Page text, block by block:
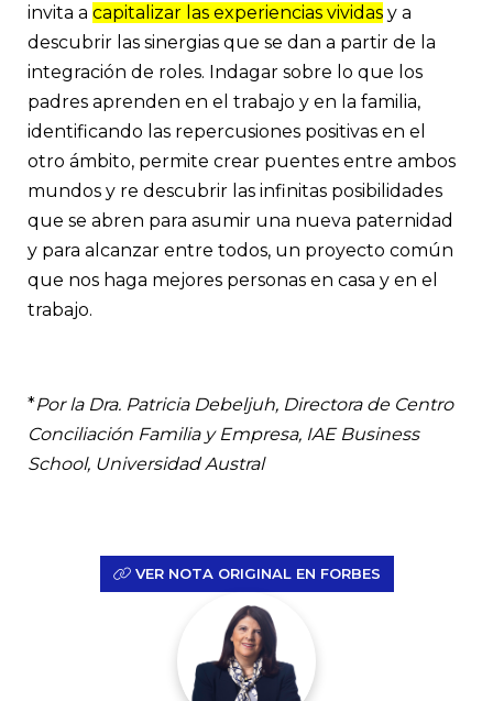
invita a capitalizar las experiencias vividas y a
descubrir las sinergias que se dan a partir de la
integración de roles. Indagar sobre lo que los
padres aprenden en el trabajo y en la familia,
identificando las repercusiones positivas en el
otro ámbito, permite crear puentes entre ambos
mundos y re descubrir las infinitas posibilidades
que se abren para asumir una nueva paternidad
y para alcanzar entre todos, un proyecto común
que nos haga mejores personas en casa y en el
trabajo.
*Por la Dra. Patricia Debeljuh, Directora de Centro
Conciliación Familia y Empresa, IAE Business
School, Universidad Austral
VER NOTA ORIGINAL EN FORBES